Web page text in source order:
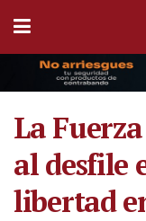
La
al desfile
libertad